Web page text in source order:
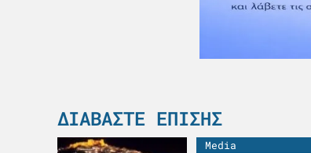
ΔΙΑΒΆΣΤΕ ΕΠΊΣΗΣ
Media